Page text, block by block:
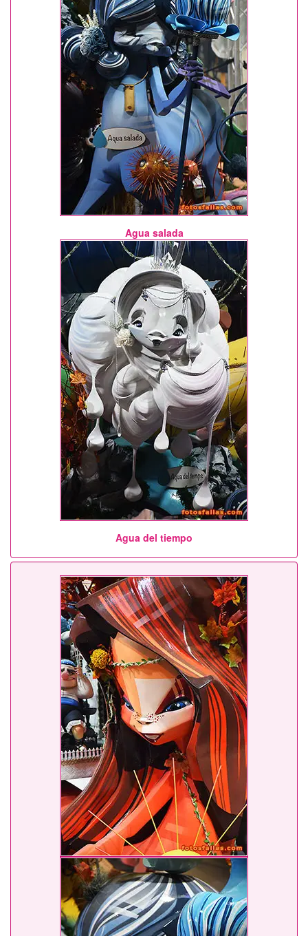
Agua salada
Agua del tiempo